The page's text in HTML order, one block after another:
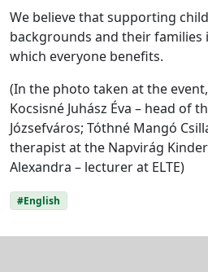
We believe that supporting
backgrounds and their families
which everyone benefits.
(In the photo taken at the
Kocsisné Juhász Éva – head of
Józsefváros; Tóthné Mangó
therapist at the Napvirág
Alexandra – lecturer at ELTE)
#English